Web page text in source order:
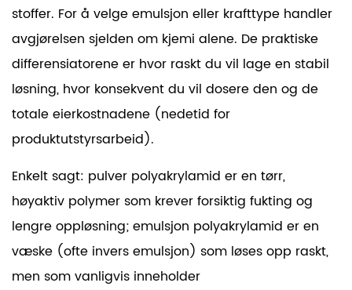
stoffer. For å velge emulsjon eller krafttype handler
avgjørelsen sjelden om kjemi alene. De praktiske
differensiatorene er hvor raskt du vil lage en stabil
løsning, hvor konsekvent du vil dosere den og de
totale eierkostnadene (nedetid for
produktutstyrsarbeid).
Enkelt sagt: pulver polyakrylamid er en tørr,
høyaktiv polymer som krever forsiktig fukting og
lengre oppløsning; emulsjon polyakrylamid er en
væske (ofte invers emulsjon) som løses opp raskt,
men som vanligvis inneholder